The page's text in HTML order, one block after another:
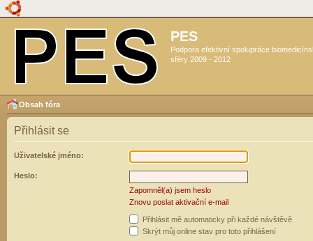
PES
Podpora efektivní spolupráce
sféry 2009 - 2012
Obsah fóra
Přihlásit se
Uživatelské jméno:
Heslo:
Zapomněl(a) jsem heslo
Znovu poslat aktivační e-mail
Přihlásit mě automaticky při každé návštěvě
Skrýt můj online stav pro toto přihlášení